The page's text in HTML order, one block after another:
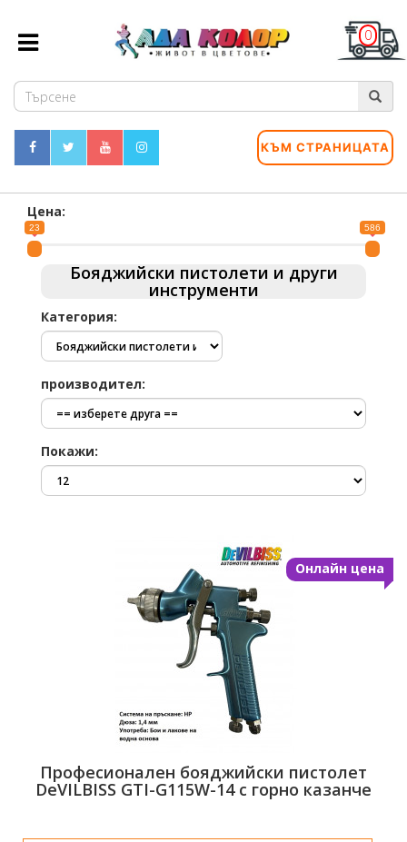
0
КЪМ СТРАНИЦАТА
Цена:
23 586
Бояджийски пистолети и други
инструменти
Категория:
производител:
Покажи:
Професионален бояджийски пистолет
DeVILBISS GTI-G115W-14 с горно казанче